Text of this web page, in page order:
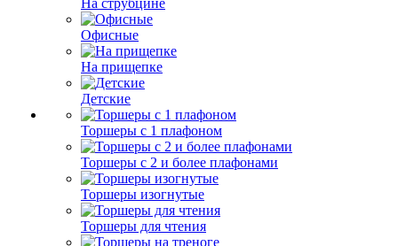
На струбцине
Офисные
На прищепке
Детские
Торшеры с 1 плафоном
Торшеры с 2 и более плафонами
Торшеры изогнутые
Торшеры для чтения